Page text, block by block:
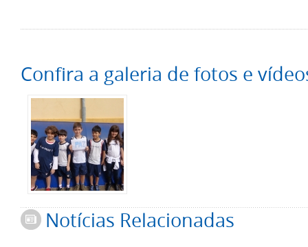
Confira a galeria de fotos e
Notícias Relacionadas